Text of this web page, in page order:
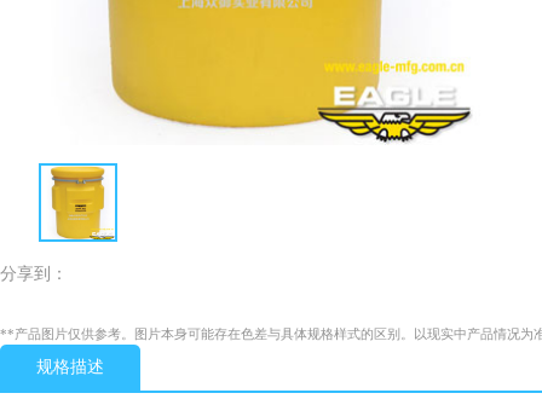
分享到：
**产品图片仅供参考。图片本身可能存在色差与具体规格样式的区别。以现实中产品情况为
规格描述